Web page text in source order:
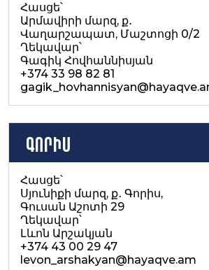
Հասցե՝
Արմավիրի մարզ, ք․
Վաղարշապատ, Մաշտոցի 0/2
Ղեկավար՝
Գագիկ Հովհաննիսյան
+374 33 98 82 81
Գորիս
Հասցե՝
Սյունիքի մարզ, ք․ Գորիս,
Գուսան Աշոտի 29
Ղեկավար՝
Լևոն Արշակյան
+374 43 00 29 47
levon_arshakyan@hayaqve.am